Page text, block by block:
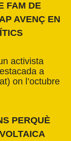
FAM DE
AVENÇ EN
activista
a
on l’octubre
PERQUÈ